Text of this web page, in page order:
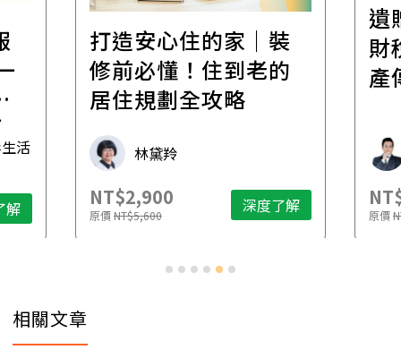
活
解
打造安心住的家｜裝
修前必懂！住到老的
居住規劃全攻略
林黛羚
NT$2,900
原價NT$5,600 深度了解
遺
財
產
原價
相關文章